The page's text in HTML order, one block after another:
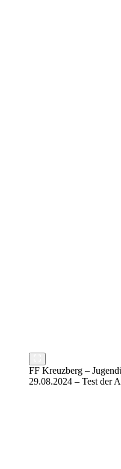
FF Kreuzberg –
29.08.2024 – Test der